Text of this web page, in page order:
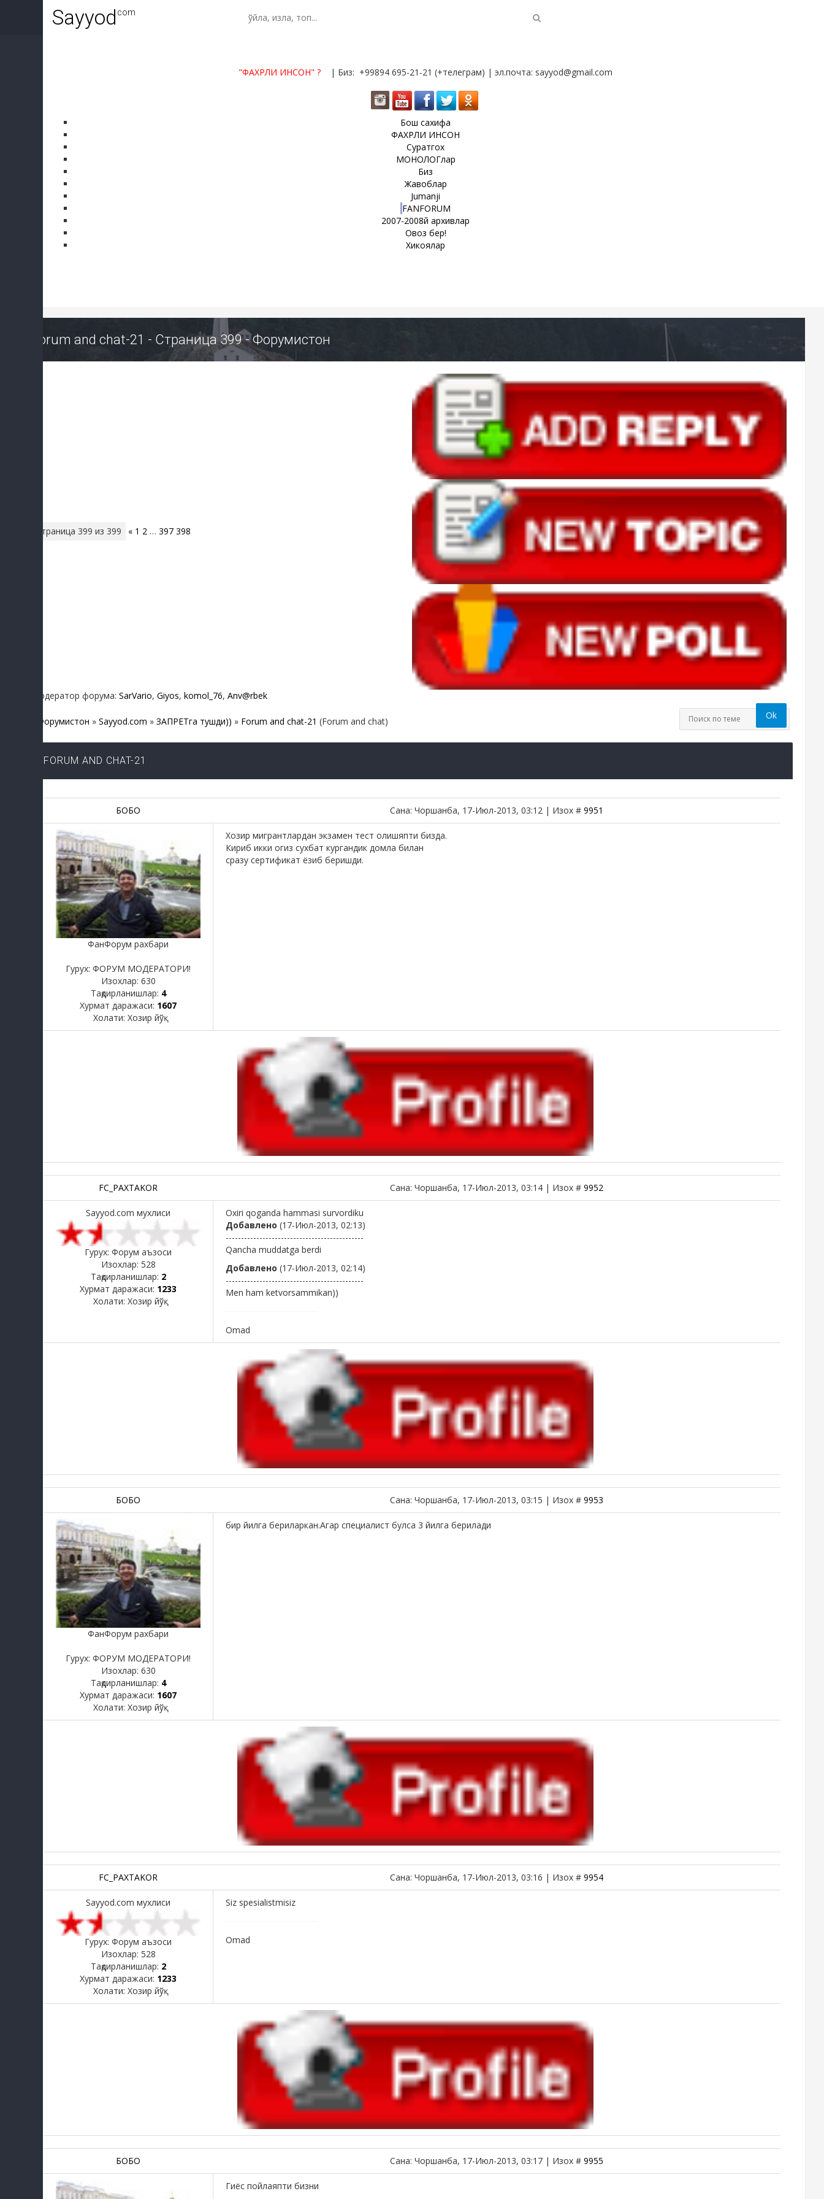
Sayyod.com
"ФАХРЛИ ИНСОН"? | Биз: +99894 695-21-21 (+телеграм) | эл.почта: sayyod@gmail.com
Бош сахифа
ФАХРЛИ ИНСОН
Суратгох
МОНОЛОГлар
Биз
Жавоблар
Jumanji
FANFORUM
2007-2008й архивлар
Овоз бер!
Хикоялар
Forum and chat-21 - Страница 399 - Форумистон
Страница 399 из 399 « 1 2 … 397 398
Модератор форума: SarVario, Giyos, komol_76, Anv@rbek
Форумистон » Sayyod.com » ЗАПРЕТга тушди)) » Forum and chat-21 (Forum and chat)
FORUM AND CHAT-21
БОБО Сана: Чоршанба, 17-Июл-2013, 03:12 | Изох # 9951
ФанФорум рахбари
Гурух: ФОРУМ МОДЕРАТОРИ!
Изохлар: 630
Тақдирланишлар: 4
Хурмат даражаси: 1607
Холати: Хозир йўқ
Хозир мигрантлардан экзамен тест олишяпти бизда.
Кириб икки огиз сухбат кургандик домла билан
сразу сертификат ёзиб беришди.
FC_PAXTAKOR Сана: Чоршанба, 17-Июл-2013, 03:14 | Изох # 9952
Sayyod.com мухлиси
Гурух: Форум аъзоси
Изохлар: 528
Тақдирланишлар: 2
Хурмат даражаси: 1233
Холати: Хозир йўқ
Oxiri qoganda hammasi survordiku
Добавлено (17-Июл-2013, 02:13)
---------------------------------------------
Qancha muddatga berdi
Добавлено (17-Июл-2013, 02:14)
---------------------------------------------
Men ham ketvorsammikan))
Omad
БОБО Сана: Чоршанба, 17-Июл-2013, 03:15 | Изох # 9953
ФанФорум рахбари
Гурух: ФОРУМ МОДЕРАТОРИ!
Изохлар: 630
Тақдирланишлар: 4
Хурмат даражаси: 1607
Холати: Хозир йўқ
бир йилга бериларкан.Агар специалист булса 3 йилга берилади
FC_PAXTAKOR Сана: Чоршанба, 17-Июл-2013, 03:16 | Изох # 9954
Sayyod.com мухлиси
Гурух: Форум аъзоси
Изохлар: 528
Тақдирланишлар: 2
Хурмат даражаси: 1233
Холати: Хозир йўқ
Siz spesialistmisiz
Omad
БОБО Сана: Чоршанба, 17-Июл-2013, 03:17 | Изох # 9955
Гиёс пойлаяпти бизни